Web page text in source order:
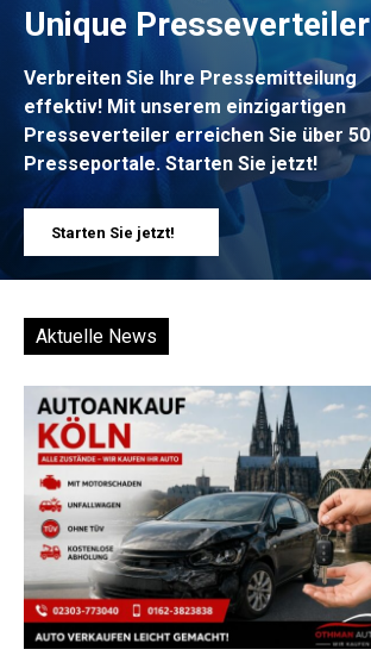
Unique Presseverteiler
Verbreiten Sie Ihre Pressemitteilung
effektiv! Mit unserem einzigartigen
Presseverteiler erreichen Sie über 50
Presseportale. Starten Sie jetzt!
Starten Sie jetzt!
Aktuelle News